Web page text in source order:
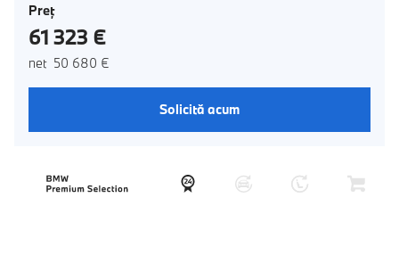
Preţ
61 323 €
net 50 680 €
Solicită acum